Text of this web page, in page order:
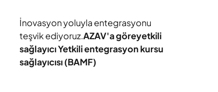
İnovasyon yoluyla entegrasyonu
teşvik ediyoruz.AZAV'a göreyetkili
sağlayıcı Yetkili entegrasyon kursu
sağlayıcısı (BAMF)